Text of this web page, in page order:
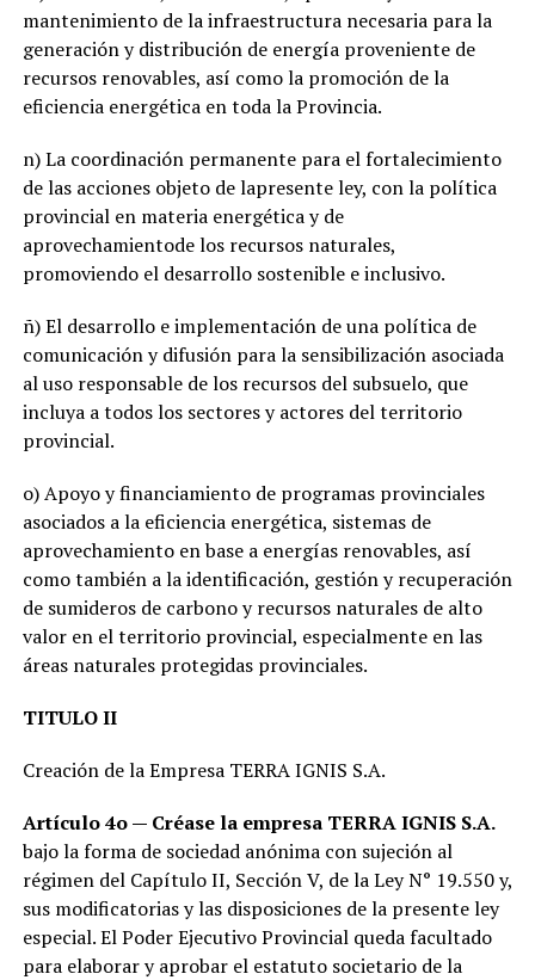
mantenimiento de la infraestructura necesaria para la
generación y distribución de energía proveniente de
recursos renovables, así como la promoción de la
eficiencia energética en toda la Provincia.
n) La coordinación permanente para el fortalecimiento
de las acciones objeto de lapresente ley, con la política
provincial en materia energética y de
aprovechamientode los recursos naturales,
promoviendo el desarrollo sostenible e inclusivo.
ñ) El desarrollo e implementación de una política de
comunicación y difusión para la sensibilización asociada
al uso responsable de los recursos del subsuelo, que
incluya a todos los sectores y actores del territorio
provincial.
o) Apoyo y financiamiento de programas provinciales
asociados a la eficiencia energética, sistemas de
aprovechamiento en base a energías renovables, así
como también a la identificación, gestión y recuperación
de sumideros de carbono y recursos naturales de alto
valor en el territorio provincial, especialmente en las
áreas naturales protegidas provinciales.
TITULO II
Creación de la Empresa TERRA IGNIS S.A.
Artículo 4o — Créase la empresa TERRA IGNIS S.A.
bajo la forma de sociedad anónima con sujeción al
régimen del Capítulo II, Sección V, de la Ley N° 19.550 y,
sus modificatorias y las disposiciones de la presente ley
especial. El Poder Ejecutivo Provincial queda facultado
para elaborar y aprobar el estatuto societario de la